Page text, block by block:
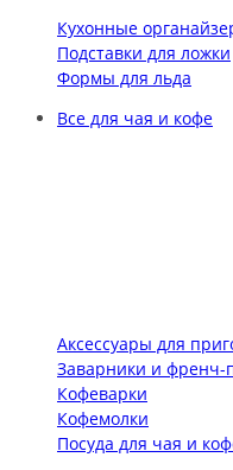
Кухонные
Подставки для ложки
Формы для льда
Все для чая и кофе
Аксессуары для
Заварники и френч-
Кофеварки
Кофемолки
Посуда для чая и